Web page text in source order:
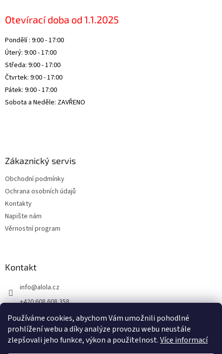
Používáme cookies, abychom Vám umožnili pohodlné
prohlížení webu a díky analýze provozu webu neustále
zlepšovali jeho funkce, výkon a použitelnost.Více informací
Otevírací doba od 1.1.2025
Pondělí : 9:00 - 17:00
Úterý: 9:00 - 17:00
Středa: 9:00 - 17:00
Čtvrtek: 9:00 - 17:00
Pátek: 9:00 - 17:00
Sobota a Neděle: ZAVŘENO
Zákaznický servis
Obchodní podmínky
Ochrana osobních údajů
Kontakty
Napište nám
Věrnostní program
Kontakt
info@alola.cz
+420 608 608 358
https://www.facebook.com/alolaCZ
alola.cz/